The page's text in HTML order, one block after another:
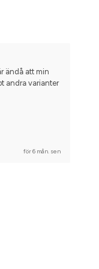
ändå att min
andra varianter
för 6 mån. sen